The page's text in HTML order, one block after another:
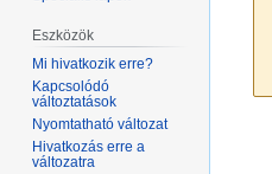
Eszközök
Mi hivatkozik erre?
Kapcsolódó
változtatások
Nyomtatható változat
Hivatkozás erre a
változatra